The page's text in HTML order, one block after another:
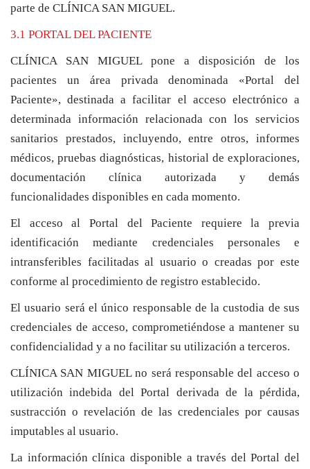
parte de CLÍNICA SAN MIGUEL.
3.1 PORTAL DEL PACIENTE
CLÍNICA SAN MIGUEL pone a disposición de los
pacientes un área privada denominada «Portal del
Paciente», destinada a facilitar el acceso electrónico a
determinada información relacionada con los servicios
sanitarios prestados, incluyendo, entre otros, informes
médicos, pruebas diagnósticas, historial de exploraciones,
documentación clínica autorizada y demás
funcionalidades disponibles en cada momento.
El acceso al Portal del Paciente requiere la previa
identificación mediante credenciales personales e
intransferibles facilitadas al usuario o creadas por este
conforme al procedimiento de registro establecido.
El usuario será el único responsable de la custodia de sus
credenciales de acceso, comprometiéndose a mantener su
confidencialidad y a no facilitar su utilización a terceros.
CLÍNICA SAN MIGUEL no será responsable del acceso o
utilización indebida del Portal derivada de la pérdida,
sustracción o revelación de las credenciales por causas
imputables al usuario.
La información clínica disponible a través del Portal del